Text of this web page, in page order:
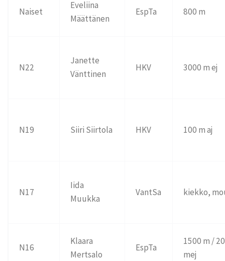
Naiset
Eveliina
Määttänen
EspTa 800 m
N22
Janette
Vänttinen
HKV 3000 m ej
N19 Siiri Siirtola HKV 100 m aj
N17
Iida
Muukka
VantSa kiekko,
N16
Klaara
Mertsalo
EspTa
1500 m /
mej